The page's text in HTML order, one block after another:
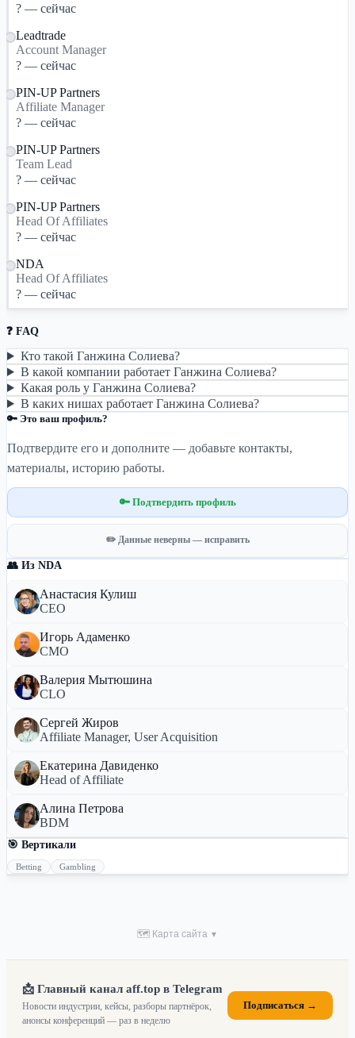
? — сейчас
Leadtrade
Account Manager
? — сейчас
PIN-UP Partners
Affiliate Manager
? — сейчас
PIN-UP Partners
Team Lead
? — сейчас
PIN-UP Partners
Head Of Affiliates
? — сейчас
NDA
Head Of Affiliates
? — сейчас
❓ FAQ
Кто такой Ганжина Солиева?
В какой компании работает Ганжина Солиева?
Какая роль у Ганжина Солиева?
В каких нишах работает Ганжина Солиева?
🔑 Это ваш профиль?
Подтвердите его и дополните — добавьте контакты,
материалы, историю работы.
🔑 Подтвердить профиль
✏️ Данные неверны — исправить
👥 Из NDA
Анастасия Кулиш
CEO
Игорь Адаменко
CMO
Валерия Мытюшина
CLO
Сергей Жиров
Affiliate Manager, User Acquisition
Екатерина Давиденко
Head of Affiliate
Алина Петрова
BDM
🎯 Вертикали
Betting Gambling
🗺 Карта сайта ▼
📩 Главный канал aff.top в Telegram
Новости индустрии, кейсы, разборы партнёрок,
анонсы конференций — раз в неделю
Подписаться →